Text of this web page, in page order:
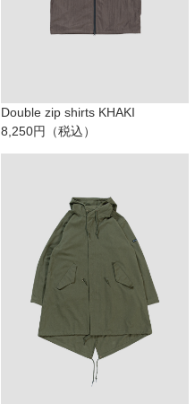
Double zip shirts KHAKI
8,250円（税込）